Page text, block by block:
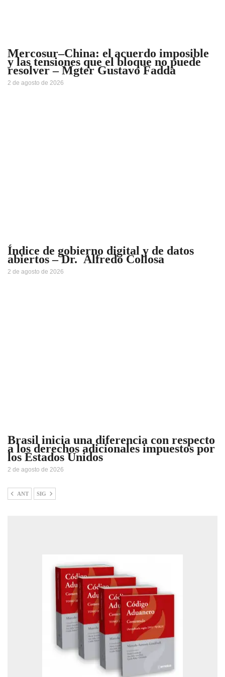
Mercosur–China: el acuerdo imposible
y las tensiones que el bloque no puede
resolver – Mgter Gustavo Fadda
2 de agosto de 2026
Índice de gobierno digital y de datos
abiertos – Dr. Alfredo Collosa
2 de agosto de 2026
Brasil inicia una diferencia con respecto
a los derechos adicionales impuestos por
los Estados Unidos
2 de agosto de 2026
ANT SIG